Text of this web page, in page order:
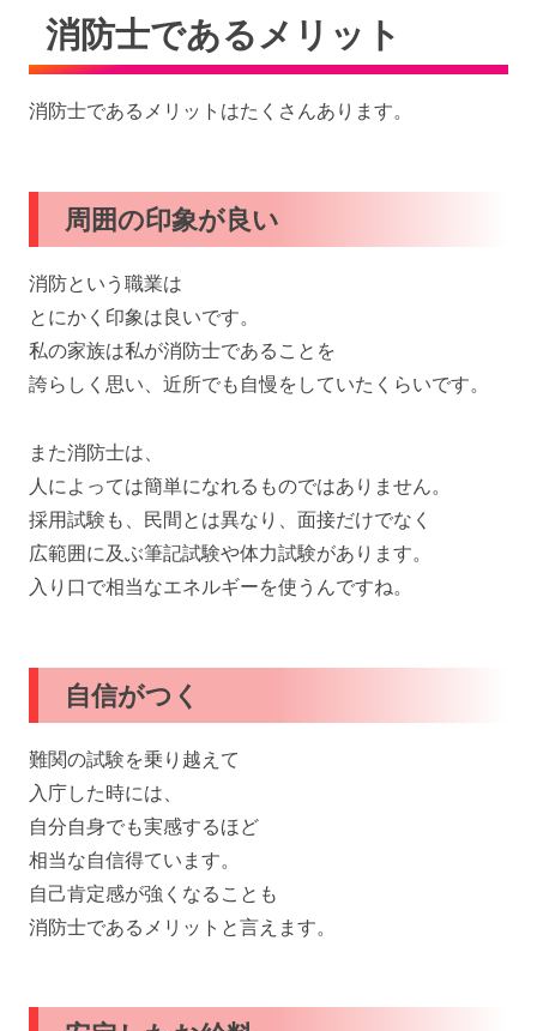
消防士であるメリット
消防士であるメリットはたくさんあります。
周囲の印象が良い
消防という職業は
とにかく印象は良いです。
私の家族は私が消防士であることを
誇らしく思い、近所でも自慢をしていたくらいです。
また消防士は、
人によっては簡単になれるものではありません。
採用試験も、民間とは異なり、面接だけでなく
広範囲に及ぶ筆記試験や体力試験があります。
入り口で相当なエネルギーを使うんですね。
自信がつく
難関の試験を乗り越えて
入庁した時には、
自分自身でも実感するほど
相当な自信得ています。
自己肯定感が強くなることも
消防士であるメリットと言えます。